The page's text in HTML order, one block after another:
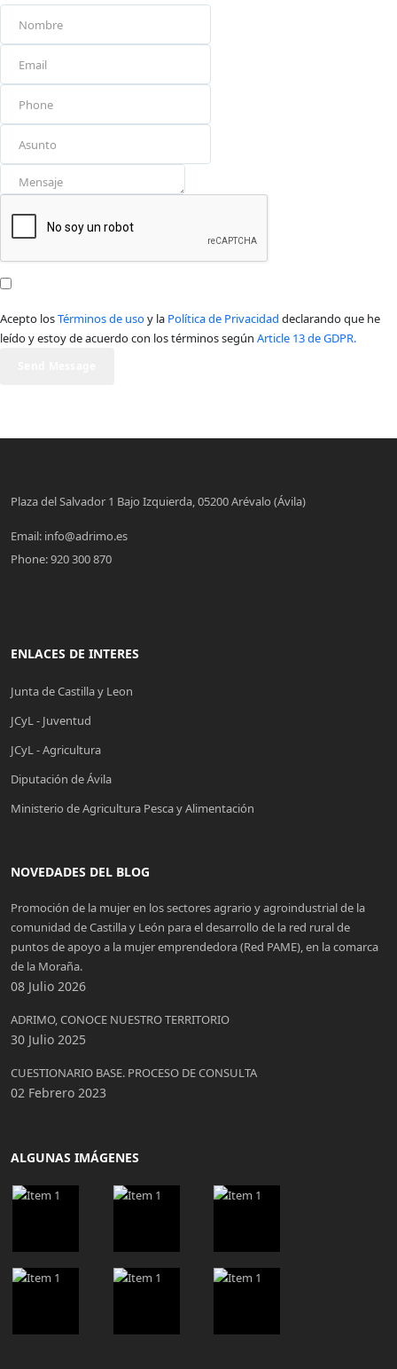
Acepto losTérminos de usoy la Política de Privacidad declarando que he
leído y estoy de acuerdo con los términos según Article 13 de GDPR.
Plaza del Salvador 1 Bajo Izquierda, 05200 Arévalo (Ávila)
Email: info@adrimo.es
Phone:920 300 870
ENLACES DE INTERES
Junta de Castilla y Leon
JCyL - Juventud
JCyL - Agricultura
Diputación de Ávila
Ministerio de Agricultura Pesca y Alimentación
NOVEDADES DEL BLOG
Promoción de la mujer en los sectores agrario y agroindustrial de la
comunidad de Castilla y León para el desarrollo de la red rural de
puntos de apoyo a la mujer emprendedora (Red PAME), en la comarca
de la Moraña.
08 Julio 2026
ADRIMO, CONOCE NUESTRO TERRITORIO
30 Julio 2025
CUESTIONARIO BASE. PROCESO DE CONSULTA
02 Febrero 2023
ALGUNAS IMÁGENES